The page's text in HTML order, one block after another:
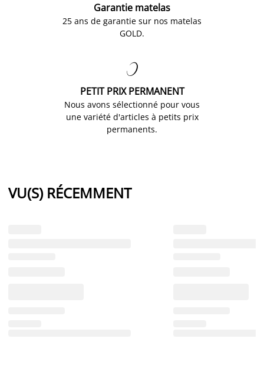
Garantie matelas
25 ans de garantie sur nos matelas
GOLD.

PETIT PRIX PERMANENT
Nous avons sélectionné pour vous
une variété d'articles à petits prix
permanents.
VU(S) RÉCEMMENT